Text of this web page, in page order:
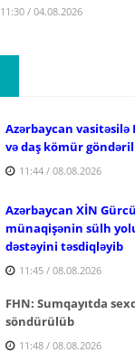
11:30 / 04.08.2026
Azərbaycan
və daş kömür
11:44 / 08.08.2026
Azərbaycan XİN
münaqişənin sülh
dəstəyini təsdiqləyib
11:45 / 08.08.2026
FHN: Sumqayıtda
söndürülüb
11:48 / 08.08.2026